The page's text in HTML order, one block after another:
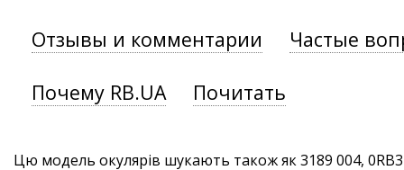
Отзывы и комментарии Частые
Почему RB.UA Почитать
Цю модель окулярів шукають також як 3189 004,